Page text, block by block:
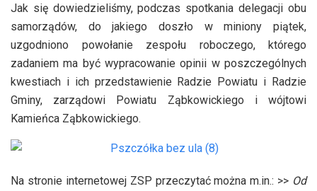
Jak się dowiedzieliśmy, podczas spotkania delegacji obu
samorządów, do jakiego doszło w miniony piątek,
uzgodniono powołanie zespołu roboczego, którego
zadaniem ma być wypracowanie opinii w poszczególnych
kwestiach i ich przedstawienie Radzie Powiatu i Radzie
Gminy, zarządowi Powiatu Ząbkowickiego i wójtowi
Kamieńca Ząbkowickiego.
Na stronie internetowej ZSP przeczytać można m.in.: >> Od